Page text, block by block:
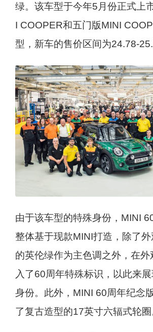
绿。该车型于今年5月份正式上
I COOPER和五门版MINI
型，新车的售价区间为24.78-
由于该车型的特殊身份，MINI
整体基于现款MINI打造，除了
的英伦绿作为主色调之外，在外
入了60周年特殊标识，以此来
身份。此外，MINI 60周年纪念
了复古造型的17英寸六辐式轮圈